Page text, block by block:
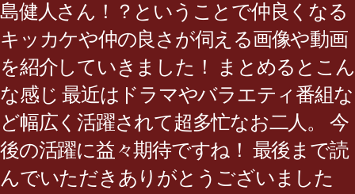
島健人さん！？ということで仲良くなる
キッカケや仲の良さが伺える画像や動画
を紹介していきました！ まとめるとこん
な感じ 最近はドラマやバラエティ番組な
ど幅広く活躍されて超多忙なお二人。 今
後の活躍に益々期待ですね！ 最後まで読
んでいただきありがとうございました